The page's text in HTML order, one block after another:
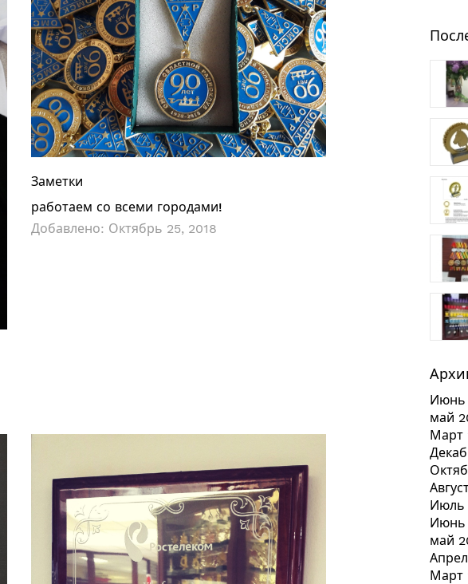
Заметки
работаем со всеми городами!
Добавлено: Октябрь 25, 2018
Июнь
май
Март
Июль
Июнь
май
Март